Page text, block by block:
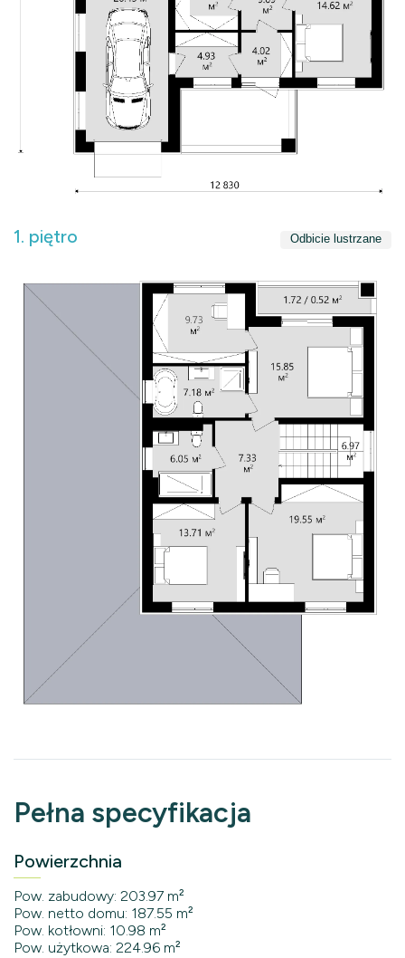
1. piętro Odbicie lustrzane
Pełna specyfikacja
Powierzchnia
Pow. zabudowy: 203.97 m²
Pow. netto domu: 187.55 m²
Pow. kotłowni: 10.98 m²
Pow. użytkowa: 224.96 m²